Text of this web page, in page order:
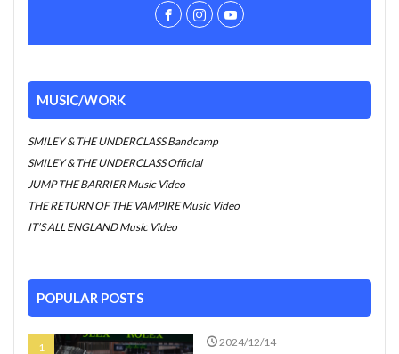
MUSIC/WORK
SMILEY & THE UNDERCLASS Bandcamp
SMILEY & THE UNDERCLASS Official
JUMP THE BARRIER Music Video
THE RETURN OF THE VAMPIRE Music Video
IT’S ALL ENGLAND Music Video
POPULAR POSTS
2024/12/14